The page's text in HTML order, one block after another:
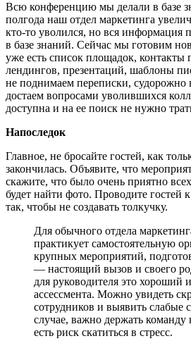
Всю конференцию мы делали в базе
полгода наш отдел маркетинга
кто-то уволился, но вся информация
в базе знаний. Сейчас мы готовим
уже есть список площадок, контакты
лендингов, презентаций, шаблоны
не поднимаем переписки, судорожно
достаем вопросами уволившихся
доступна и на ее поиск не нужно
Напоследок
Главное, не бросайте гостей, как
закончилась. Объявите, что
скажите, что было очень приятно
будет найти фото. Проводите гостей
так, чтобы не создавать толкучку.
Для обычного отдела
практикует самостоятельную
крупных мероприятий,
— настоящий вызов и своего
для руководителя это хороший
ассессмента. Можно увидеть
сотрудников и выявить
случае, важно держать команду
есть риск скатиться в стресс.